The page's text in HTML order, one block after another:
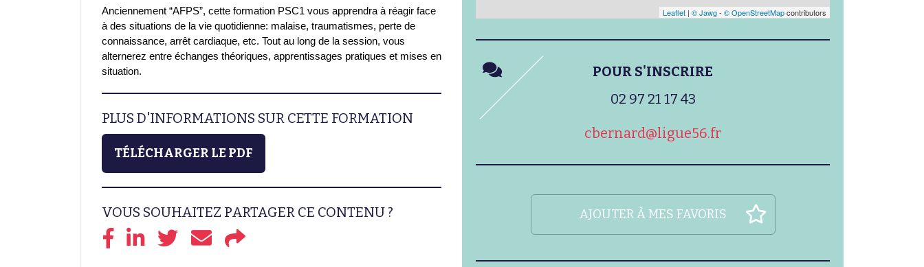
Anciennement “AFPS”, cette formation PSC1 vous apprendra à réagir face
à des situations de la vie quotidienne: malaise, traumatismes, perte de
connaissance, arrêt cardiaque, etc. Tout au long de la session, vous
alternerez entre échanges théoriques, apprentissages pratiques et mises en
situation.
PLUS D'INFORMATIONS SUR CETTE FORMATION
TÉLÉCHARGER LE PDF
VOUS SOUHAITEZ PARTAGER CE CONTENU ?
Leaflet | © Jawg- © OpenStreetMapcontributors
POUR S'INSCRIRE
02 97 21 17 43
cbernard@ligue56.fr
AJOUTER À MES FAVORIS